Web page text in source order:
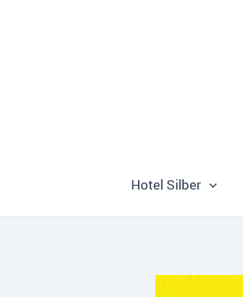
Hotel Silber